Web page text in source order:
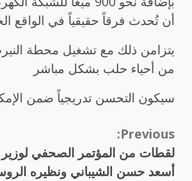
أن تُحدث فرقاً حقيقياً في الواقع
يتزامن ذلك مع تشغيل محطة
من أحياء حلب بشكل مباشر
سيكون التحسن تدريجياً ضمن
Continue
Reading
Previous:
لقطات من المؤتمر الصحفي لوزير
أسعد حسن الشيباني ونظيره